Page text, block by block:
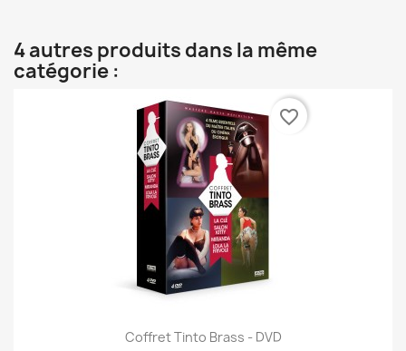
4 autres produits dans la même
catégorie :
Coffret Tinto Brass - DVD
favorite_border